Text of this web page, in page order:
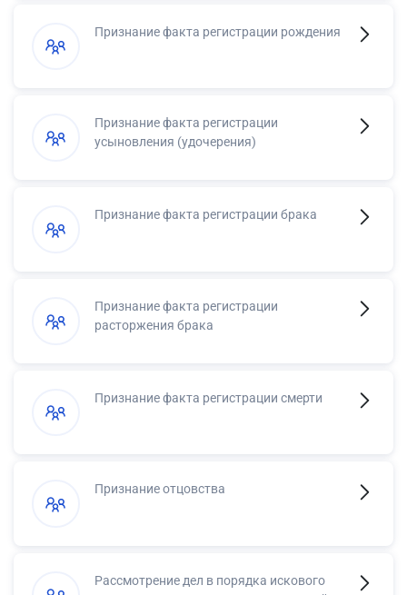
Признание факта регистрации рождения
Признание факта регистрации
усыновления (удочерения)
Признание факта регистрации брака
Признание факта регистрации
расторжения брака
Признание факта регистрации смерти
Признание отцовства
Рассмотрение дел в порядка искового